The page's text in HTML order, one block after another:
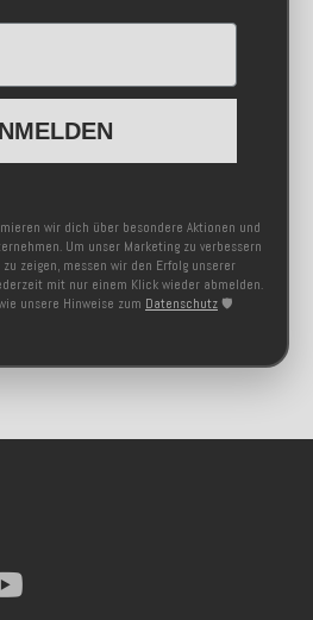
wir dich über besondere Aktionen und
Um unser Marketing zu verbessern
zeigen, messen wir den Erfolg unserer
mit nur einem Klick wieder abmelden.
unsere Hinweise zum Datenschutz 🛡️